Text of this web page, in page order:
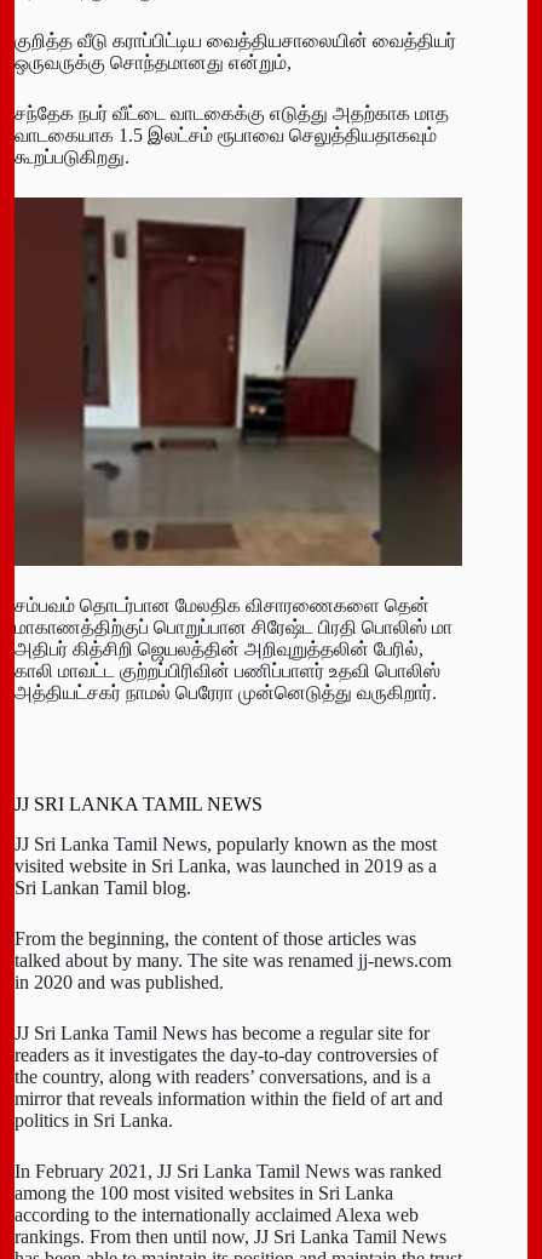
குறித்த வீடு கராப்பிட்டிய வைத்தியசாலையின் வைத்தியர்
ஒருவருக்கு சொந்தமானது என்றும்,
சந்தேக நபர் வீட்டை வாடகைக்கு எடுத்து அதற்காக மாத
வாடகையாக 1.5 இலட்சம் ரூபாவை செலுத்தியதாகவும்
கூறப்படுகிறது.
சம்பவம் தொடர்பான மேலதிக விசாரணைகளை தென்
மாகாணத்திற்குப் பொறுப்பான சிரேஷ்ட பிரதி பொலிஸ் மா
அதிபர் கித்சிறி ஜெயலத்தின் அறிவுறுத்தலின் பேரில்,
காலி மாவட்ட குற்றப்பிரிவின் பணிப்பாளர் உதவி பொலிஸ்
அத்தியட்சகர் நாமல் பெரேரா முன்னெடுத்து வருகிறார்.
JJ SRI LANKA TAMIL NEWS
JJ Sri Lanka Tamil News, popularly known as the most
visited website in Sri Lanka, was launched in 2019 as a
Sri Lankan Tamil blog.
From the beginning, the content of those articles was
talked about by many. The site was renamed jj-news.com
in 2020 and was published.
JJ Sri Lanka Tamil News has become a regular site for
readers as it investigates the day-to-day controversies of
the country, along with readers’ conversations, and is a
mirror that reveals information within the field of art and
politics in Sri Lanka.
In February 2021, JJ Sri Lanka Tamil News was ranked
among the 100 most visited websites in Sri Lanka
according to the internationally acclaimed Alexa web
rankings. From then until now, JJ Sri Lanka Tamil News